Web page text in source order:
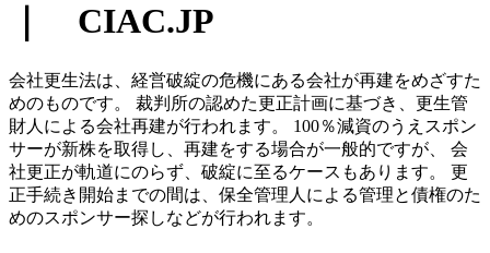
｜ CIAC.JP
会社更生法は、経営破綻の危機にある会社が再建をめざすた
めのものです。 裁判所の認めた更正計画に基づき、更生管
財人による会社再建が行われます。 100％減資のうえスポン
サーが新株を取得し、再建をする場合が一般的ですが、 会
社更正が軌道にのらず、破綻に至るケースもあります。 更
正手続き開始までの間は、保全管理人による管理と債権のた
めのスポンサー探しなどが行われます。